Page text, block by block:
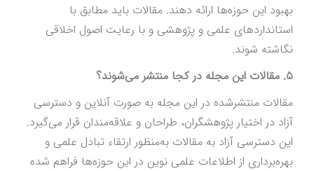
بهبود این حوزه‌ها ارائه دهند. مقالات باید مطابق با
استانداردهای علمی و پژوهشی و با رعایت اصول اخلاقی
نگاشته شوند.
5. مقالات این مجله در کجا منتشر می‌شوند؟
مقالات منتشرشده در این مجله به صورت آنلاین و دسترسی
آزاد در اختیار پژوهشگران، طراحان و علاقه‌مندان قرار می‌گیرد.
این دسترسی آزاد به مقالات به‌منظور ارتقاء تبادل علمی و
بهره‌برداری از اطلاعات علمی نوین در این حوزه‌ها فراهم شده